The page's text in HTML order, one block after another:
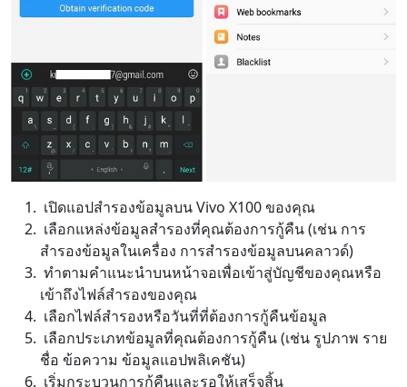
เปิดแอปสำรองข้อมูลบน Vivo X100 ของคุณ
เลือกแหล่งข้อมูลสำรองที่คุณต้องการกู้คืน (เช่น การ
สำรองข้อมูลในเครื่อง การสำรองข้อมูลบนคลาวด์)
ทำตามคำแนะนำบนหน้าจอเพื่อเข้าสู่บัญชีของคุณหรือ
เข้าถึงไฟล์สำรองของคุณ
เลือกไฟล์สำรองหรือวันที่ที่ต้องการกู้คืนข้อมูล
เลือกประเภทข้อมูลที่คุณต้องการกู้คืน (เช่น รูปภาพ ราย
ชื่อ ข้อความ ข้อมูลแอปพลิเคชัน)
เริ่มกระบวนการกู้คืนและรอให้เสร็จสิ้น